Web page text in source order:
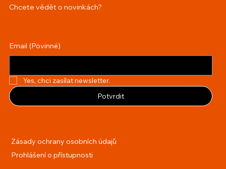
Chcete vědět o novinkách?
Email (Povinné)
Yes, chci zasílat newsletter.
Potvrdit
Zásady ochrany osobních údajů
Prohlášení o přístupnosti